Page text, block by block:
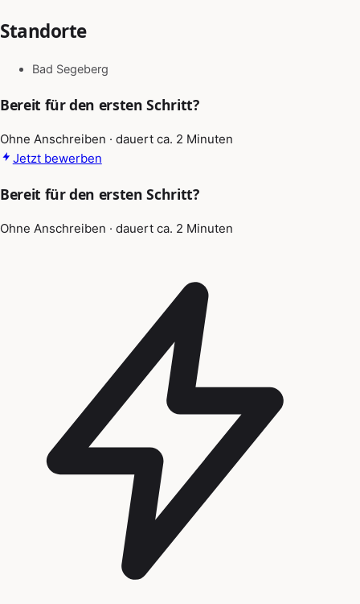
Standorte
Bad Segeberg
Bereit für den ersten Schritt?
Ohne Anschreiben · dauert ca. 2 Minuten
Jetzt bewerben
Bereit für den ersten Schritt?
Ohne Anschreiben · dauert ca. 2 Minuten